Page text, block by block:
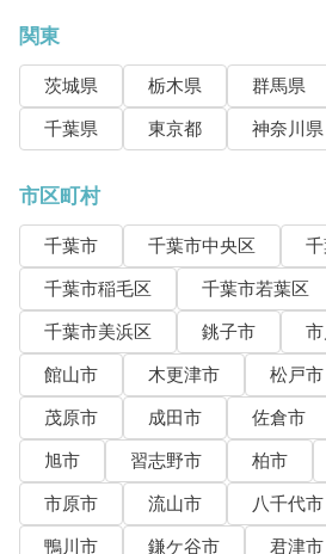
関東
茨城県 栃木県 群馬県
千葉県
東京都 神奈川県
市区町村
千葉市 千葉市中央区
千葉市稲毛区
千葉市若葉区
千葉市美浜区
銚子市
館山市
木更津市 松戸市
茂原市
成田市 佐倉市
旭市
習志野市 柏市
市原市
流山市 八千代市
鴨川市
鎌ケ谷市 君津市